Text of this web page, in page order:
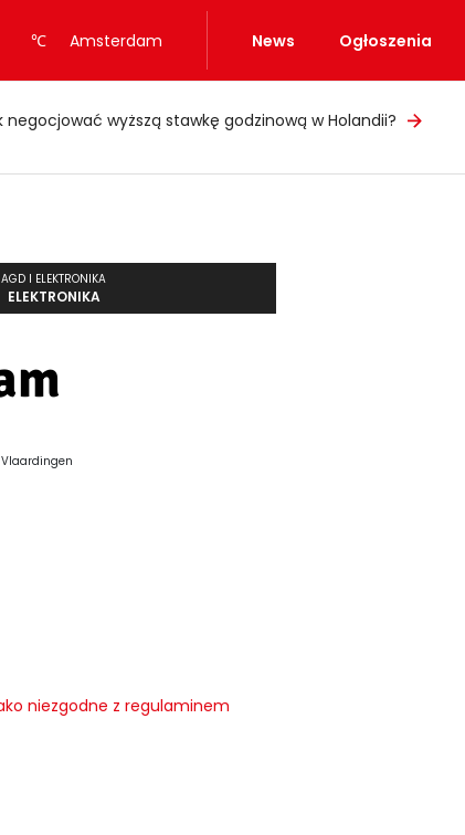
℃ Amsterdam News Ogłoszenia
negocjować wyższą stawkę godzinową w Holandii?
AGD I ELEKTRONIKA
ELEKTRONIKA
Vlaardingen
niezgodne z regulaminem